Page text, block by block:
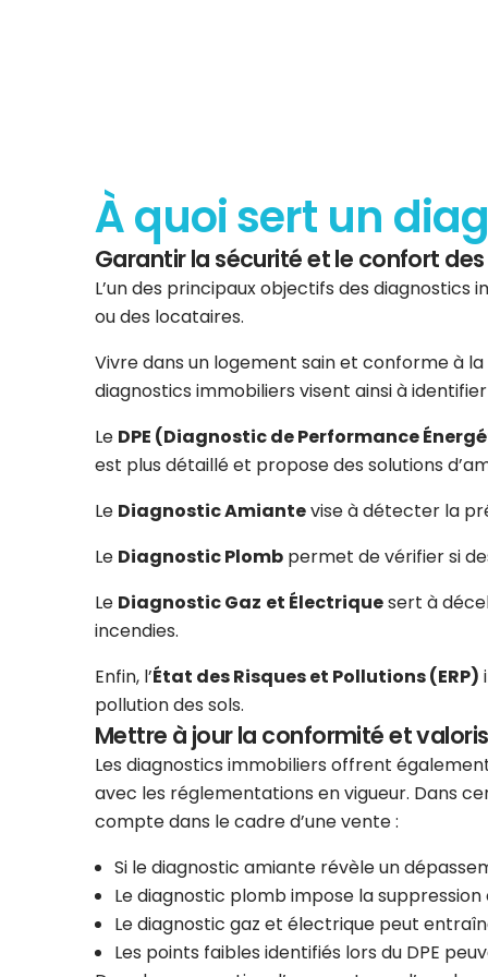
À quoi sert un
Garantir la sécurité et le confort
L’un des principaux objectifs des diagnostics
ou des locataires.
Vivre dans un logement sain et conforme à
diagnostics immobiliers visent ainsi à
Le DPE (Diagnostic de Performance
est plus détaillé et propose des solutions
Le Diagnostic Amiantevise à détecter la
Le Diagnostic Plomb permet de vérifier si
Le Diagnostic Gaz et Électriquesert à
incendies.
Enfin, l’État des Risques et Pollutions (ERP)
pollution des sols.
Mettre à jour la conformité et
Les diagnostics immobiliers offrent
avec les réglementations en vigueur. Dans
compte dans le cadre d’une vente :
Si le diagnostic amiante révèle un
Le diagnostic plomb impose la
Le diagnostic gaz et électrique peut
Les points faibles identifiés lors du DPE